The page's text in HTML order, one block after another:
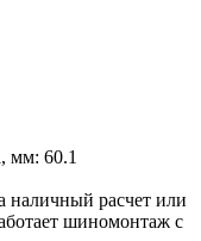
мм: 60.1
наличный расчет или
шиномонтаж с